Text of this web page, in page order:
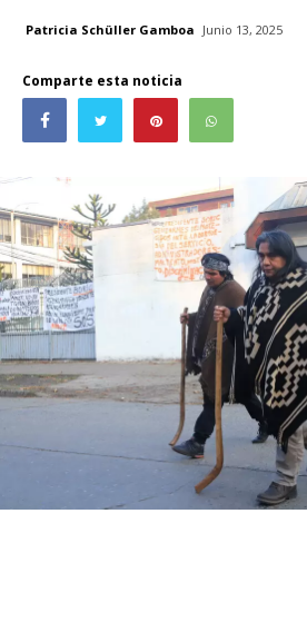
Patricia Schüller Gamboa Junio 13, 2025
Comparte esta noticia